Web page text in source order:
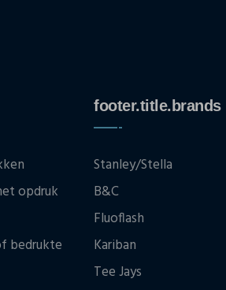
opdruk
bedrukte
footer.title.brands
Stanley/Stella
B&C
Fluoflash
Kariban
Tee Jays